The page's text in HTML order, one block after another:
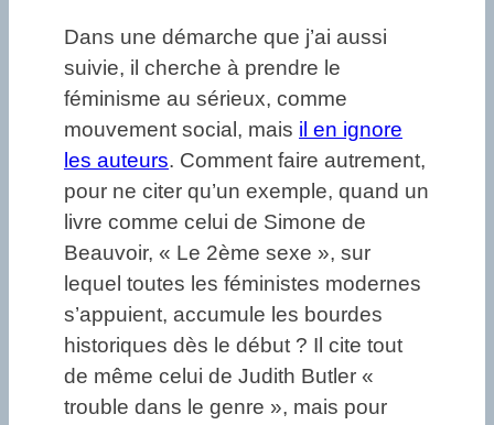
Dans une démarche que j’ai aussi
suivie, il cherche à prendre le
féminisme au sérieux, comme
mouvement social, mais il en ignore
les auteurs. Comment faire autrement,
pour ne citer qu’un exemple, quand un
livre comme celui de Simone de
Beauvoir, « Le 2ème sexe », sur
lequel toutes les féministes modernes
s’appuient, accumule les bourdes
historiques dès le début ? Il cite tout
de même celui de Judith Butler «
trouble dans le genre », mais pour